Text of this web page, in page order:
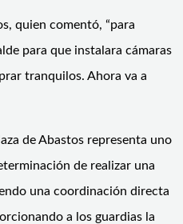
quien comentó, “para
para que instalara cámaras
tranquilos. Ahora va a
de Abastos representa uno
de realizar una
una coordinación directa
a los guardias la